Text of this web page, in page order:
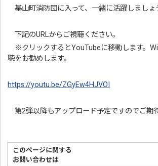
基山町消防団に入って、一緒に活躍しましょ
下記のURLからご視聴ください。
※クリックするとYouTubeに移動します。
聴をお勧めします。
https://youtu.be/ZGyEw4HJVOI
第2弾以降もアップロード予定ですのでご期
このページに関する
お問い合わせは